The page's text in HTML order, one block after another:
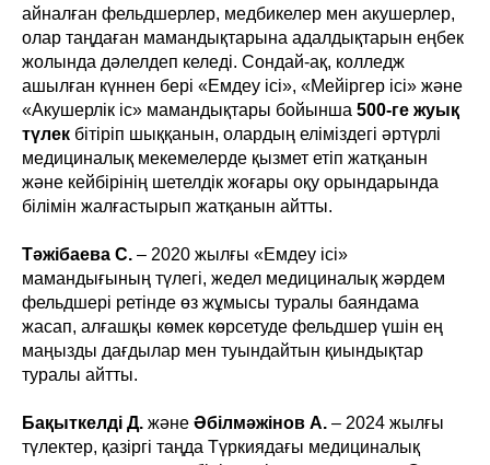
айналған фельдшерлер, медбикелер мен акушерлер,
олар таңдаған мамандықтарына адалдықтарын еңбек
жолында дәлелдеп келеді. Сондай-ақ, колледж
ашылған күннен бері «Емдеу ісі», «Мейіргер ісі» және
«Акушерлік іс» мамандықтары бойынша 500-ге жуық
түлек бітіріп шыққанын, олардың еліміздегі әртүрлі
медициналық мекемелерде қызмет етіп жатқанын
және кейбірінің шетелдік жоғары оқу орындарында
білімін жалғастырып жатқанын айтты.
Тәжібaева С. – 2020 жылғы «Емдеу ісі»
мамандығының түлегі, жедел медициналық жәрдем
фельдшері ретінде өз жұмысы туралы баяндама
жасап, алғашқы көмек көрсетуде фельдшер үшін ең
маңызды дағдылар мен туындайтын қиындықтар
туралы айтты.
Бақыткелді Д. және Әбілмәжінов А. – 2024 жылғы
түлектер, қазіргі таңда Түркиядағы медициналық